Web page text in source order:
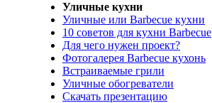
Уличные кухни
Уличные или Barbecue кухни
10 советов для кухни Barbecue
Для чего нужен проект?
Фотогалерея Barbecue кухонь
Встраиваемые грили
Уличные обогреватели
Скачать презентацию